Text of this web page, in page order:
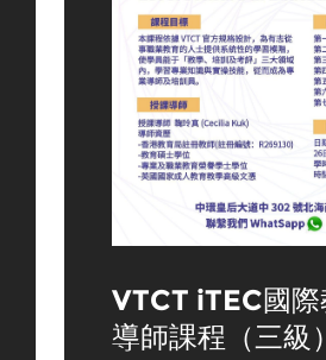
VTCT iTEC國際
導師課程（三級）